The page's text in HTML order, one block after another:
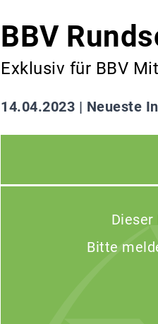
BBV
Exklusiv für BBV
14.04.2023 | Neueste
Bitte